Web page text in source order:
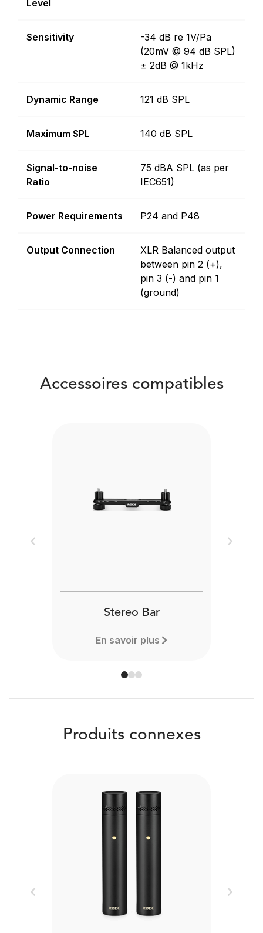
Level
Sensitivity
-34 dB re 1V/Pa
(20mV @ 94 dB SPL)
± 2dB @ 1kHz
Dynamic Range 121 dB SPL
Maximum SPL 140 dB SPL
Signal-to-noise
Ratio
75 dBA SPL (as per
IEC651)
Power Requirements P24 and P48
Output Connection
XLR Balanced output
between pin 2 (+),
pin 3 (-) and pin 1
(ground)
Accessoires compatibles
Stereo Bar
En savoir plus
Previous Next
Produits connexes
Previous Next